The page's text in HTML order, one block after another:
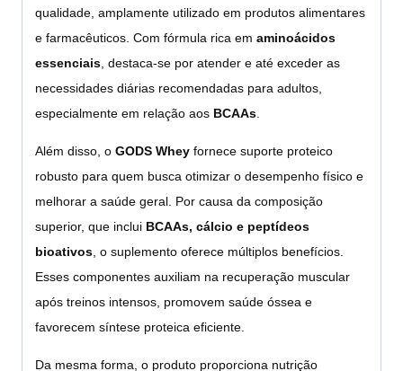
qualidade, amplamente utilizado em produtos alimentares
e farmacêuticos. Com fórmula rica em aminoácidos
essenciais , destaca-se por atender e até exceder as
necessidades diárias recomendadas para adultos,
especialmente em relação aos BCAAs
Além disso, o GODS Whey fornece suporte proteico
robusto para quem busca otimizar o desempenho físico e
melhorar a saúde geral. Por causa da composição
superior, que inclui BCAAs, cálcio e peptídeos
bioativos , o suplemento oferece múltiplos benefícios.
Esses componentes auxiliam na recuperação muscular
após treinos intensos, promovem saúde óssea e
favorecem síntese proteica eficiente.
Da mesma forma, o produto proporciona nutrição